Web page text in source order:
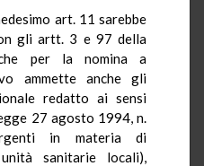
art. 11 sarebbe
gli artt. 3 e 97 della
per la nomina a
ammette anche gli
redatto ai sensi
27 agosto 1994, n.
in materia di
sanitarie locali),